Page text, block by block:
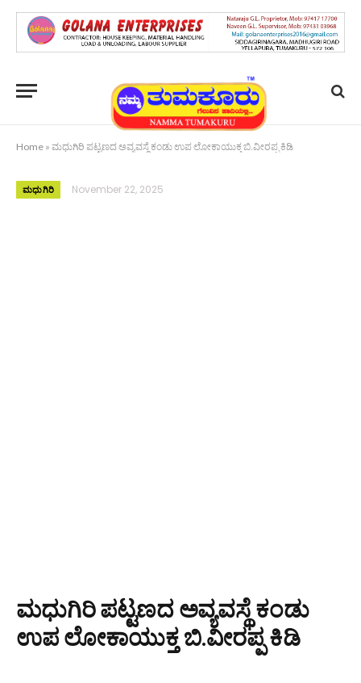
Home » ಮಧುಗಿರಿ ಪಟ್ಟಣದ ಅವ್ಯವಸ್ಥೆ ಕಂಡು ಉಪ ಲೋಕಾಯುಕ್ತ ಬಿ.ವೀರಪ್ಪ ಕಿಡಿ
ಮಧುಗಿರಿ November 22, 2025
ಮಧುಗಿರಿ ಪಟ್ಟಣದ ಅವ್ಯವಸ್ಥೆ ಕಂಡು
ಉಪ ಲೋಕಾಯುಕ್ತ ಬಿ.ವೀರಪ್ಪ ಕಿಡಿ